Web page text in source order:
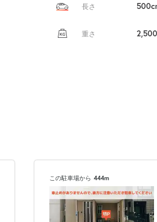
長さ
重さ
この駐車場から 444m
次へ